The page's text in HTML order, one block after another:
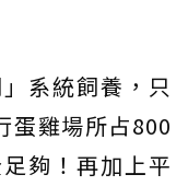
系統飼養，只
蛋雞場所占800
夠！再加上平